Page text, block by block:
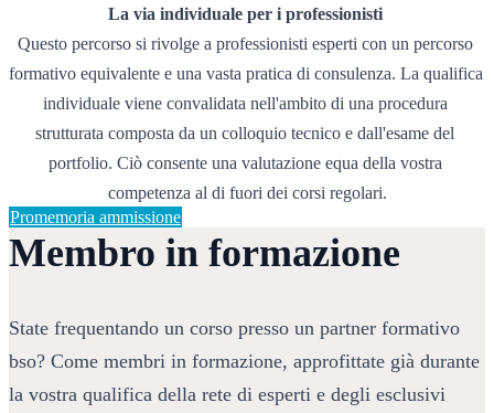
La via individuale per i professionisti
Questo percorso si rivolge a professionisti esperti con un percorso
formativo equivalente e una vasta pratica di consulenza. La qualifica
individuale viene convalidata nell'ambito di una procedura
strutturata composta da un colloquio tecnico e dall'esame del
portfolio. Ciò consente una valutazione equa della vostra
competenza al di fuori dei corsi regolari.
Promemoria ammissione
Membro in formazione
State frequentando un corso presso un partner formativo
bso? Come membri in formazione, approfittate già durante
la vostra qualifica della rete di esperti e degli esclusivi